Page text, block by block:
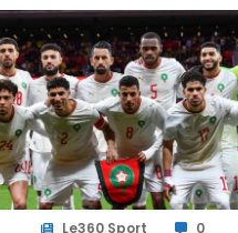
Le360 Sport 0